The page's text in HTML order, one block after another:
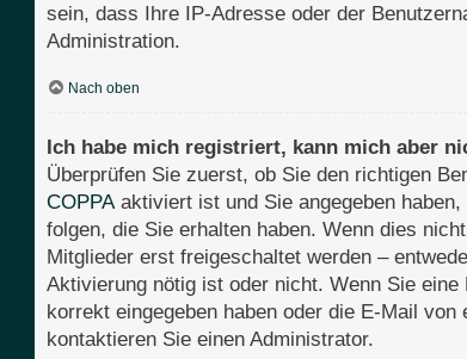
sein, dass Ihre IP-Adresse oder der
Administration.
Nach oben
Ich habe mich registriert, kann mich aber
Überprüfen Sie zuerst, ob Sie den richtigen
COPPAaktiviert ist und Sie angegeben
folgen, die Sie erhalten haben. Wenn dies
Mitglieder erst freigeschaltet werden –
Aktivierung nötig ist oder nicht. Wenn Sie
korrekt eingegeben haben oder die E-Mail
kontaktieren Sie einen Administrator.